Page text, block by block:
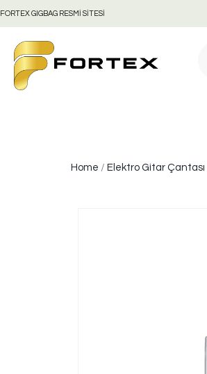
FORTEX GIGBAG RESMİ SİTESİ
Home / Elektro Gitar Çantası